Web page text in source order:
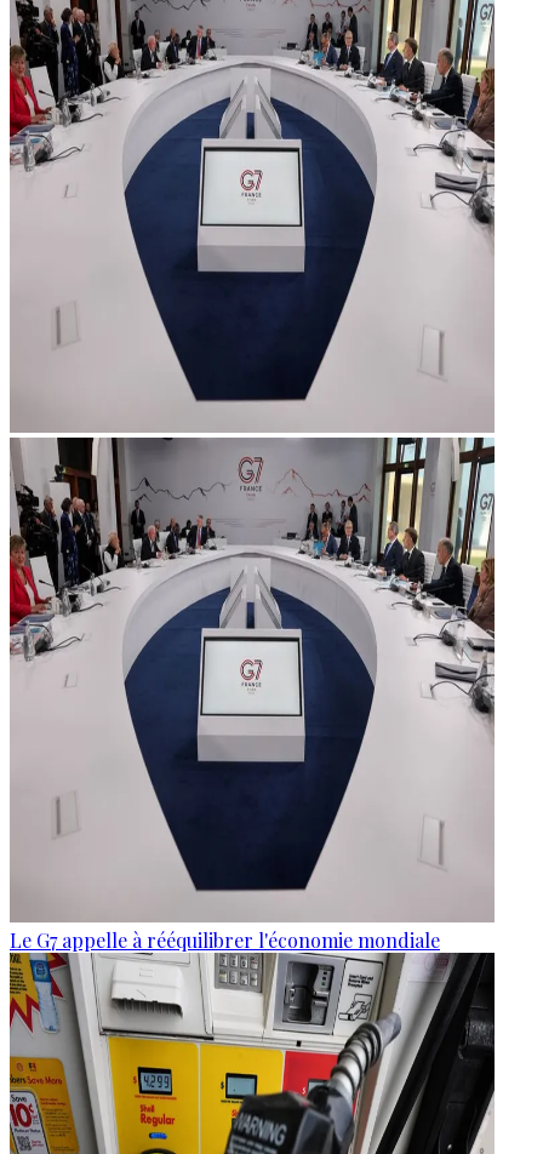
Le G7 appelle à rééquilibrer l'économie mondiale